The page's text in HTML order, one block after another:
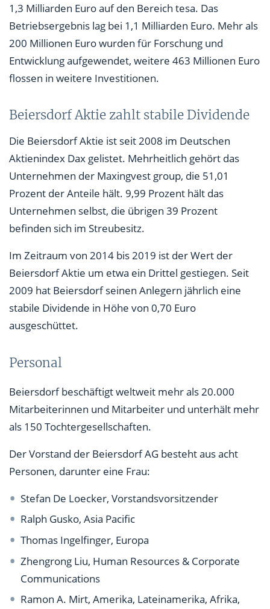
1,3 Milliarden Euro auf den Bereich tesa. Das
Betriebsergebnis lag bei 1,1 Milliarden Euro. Mehr als
200 Millionen Euro wurden für Forschung und
Entwicklung aufgewendet, weitere 463 Millionen Euro
flossen in weitere Investitionen.
Beiersdorf Aktie zahlt stabile Dividende
Die Beiersdorf Aktie ist seit 2008 im Deutschen
Aktienindex Dax gelistet. Mehrheitlich gehört das
Unternehmen der Maxingvest group, die 51,01
Prozent der Anteile hält. 9,99 Prozent hält das
Unternehmen selbst, die übrigen 39 Prozent
befinden sich im Streubesitz.
Im Zeitraum von 2014 bis 2019 ist der Wert der
Beiersdorf Aktie um etwa ein Drittel gestiegen. Seit
2009 hat Beiersdorf seinen Anlegern jährlich eine
stabile Dividende in Höhe von 0,70 Euro
ausgeschüttet.
Personal
Beiersdorf beschäftigt weltweit mehr als 20.000
Mitarbeiterinnen und Mitarbeiter und unterhält mehr
als 150 Tochtergesellschaften.
Der Vorstand der Beiersdorf AG besteht aus acht
Personen, darunter eine Frau:
Stefan De Loecker, Vorstandsvorsitzender
Ralph Gusko, Asia Pacific
Thomas Ingelfinger, Europa
Zhengrong Liu, Human Resources & Corporate
Communications
Ramon A. Mirt, Amerika, Lateinamerika, Afrika,